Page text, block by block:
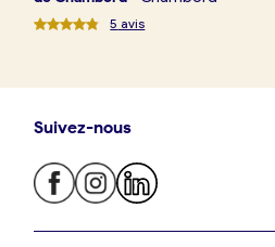
Je trouve ma boulangerie
5 avis
Suivez-nous